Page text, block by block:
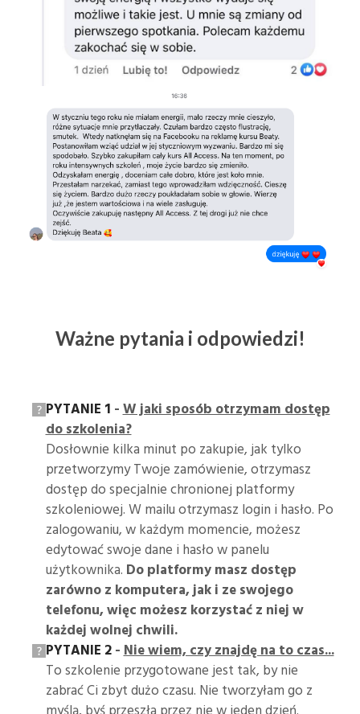
Ważne pytania i odpowiedzi!
PYTANIE 1 -W jaki sposób otrzymam dostęp
do szkolenia?
Dosłownie kilka minut po zakupie, jak tylko
przetworzymy Twoje zamówienie, otrzymasz
dostęp do specjalnie chronionej platformy
szkoleniowej. W mailu otrzymasz login i hasło. Po
zalogowaniu, w każdym momencie, możesz
edytować swoje dane i hasło w panelu
użytkownika. Do platformy masz dostęp
zarówno z komputera, jak i ze swojego
telefonu, więc możesz korzystać z niej w
każdej wolnej chwili.
PYTANIE 2-Nie wiem, czy znajdę na to czas...
To szkolenie przygotowane jest tak, by nie
zabrać Ci zbyt dużo czasu. Nie tworzyłam go z